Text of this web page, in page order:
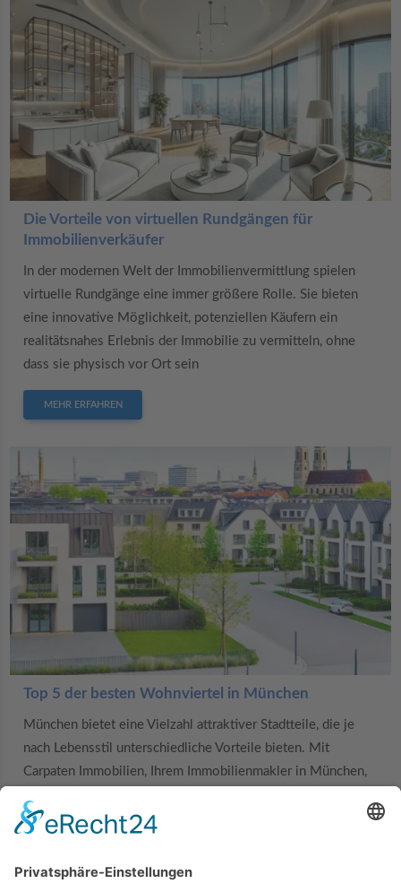
Die Vorteile von virtuellen Rundgängen für
Immobilienverkäufer
In der modernen Welt der Immobilienvermittlung spielen
virtuelle Rundgänge eine immer größere Rolle. Sie bieten
eine innovative Möglichkeit, potenziellen Käufern ein
realitätsnahes Erlebnis der Immobilie zu vermitteln, ohne
dass sie physisch vor Ort sein
MEHR ERFAHREN
Top 5 der besten Wohnviertel in München
München bietet eine Vielzahl attraktiver Stadtteile, die je
nach Lebensstil unterschiedliche Vorteile bieten. Mit
Carpaten Immobilien, Ihrem Immobilienmakler in München,
passt. Hier sind die fünf besten Wohnviertel in München: 1.
MEHR ERFAHREN